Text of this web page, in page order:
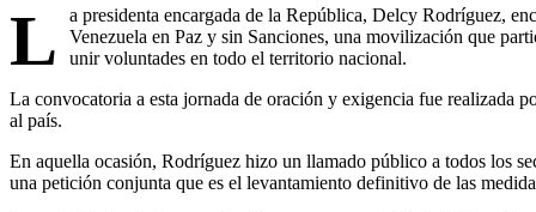
L
a presidenta encargada de la República, Delcy Rodríguez,
Venezuela en Paz y sin Sanciones, una movilización que
unir voluntades en todo el territorio nacional.
La convocatoria a esta jornada de oración y exigencia fue realizada
al país.
En aquella ocasión, Rodríguez hizo un llamado público a todos los
una petición conjunta que es el levantamiento definitivo de las